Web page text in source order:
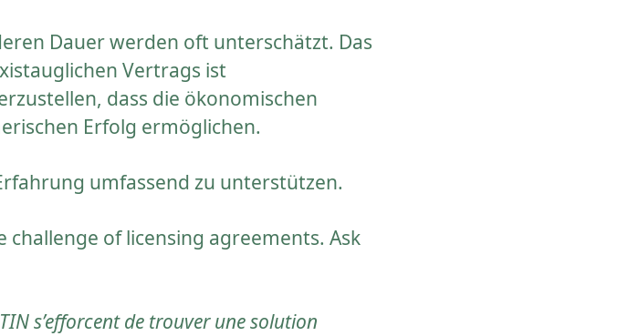
Dauer werden oft unterschätzt. Das
Vertrags ist
dass die ökonomischen
Erfolg ermöglichen.
umfassend zu unterstützen.
challenge of licensing agreements. Ask
s’efforcent de trouver une solution